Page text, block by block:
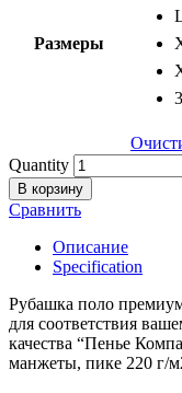
Размеры
Quantity
В корзину
Сравнить
Описание
Specification
Рубашка поло
для соответствия
качества “Пенье
манжеты, пике 220 г/